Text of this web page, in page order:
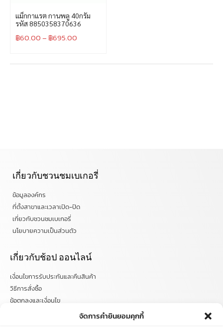
จัดการคำยินยอมคุกกี้
แม็กกาแรต กานพลู 40กรัม
รหัส 8850358370636
฿60.00– ฿695.00
เกี่ยวกับชวนชมเบเกอรี่
ข้อมูลองค์กร
ที่ตั้งสาขาและเวลาเปิด-ปิด
เกี่ยวกับชวนชมเบเกอรี่
นโยบายความเป็นส่วนตัว
เกี่ยวกับช้อป ออนไลน์
เงื่อนไขการรับประกันและคืนสินค้า
วิธีการสั่งซื้อ
ข้อตกลงและเงื่อนไข